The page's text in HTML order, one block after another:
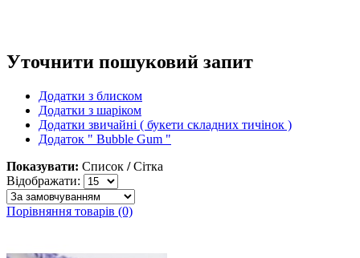
Уточнити пошуковий запит
Додатки з блиском
Додатки з шаріком
Додатки звичайні ( букети складних тичінок )
Додаток " Bubble Gum "
Показувати: Список / Сітка
Відображати:
Порівняння товарів (0)